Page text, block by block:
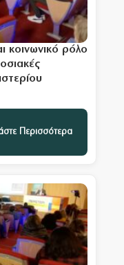
κοινωνικό ρόλο
Περισσότερα